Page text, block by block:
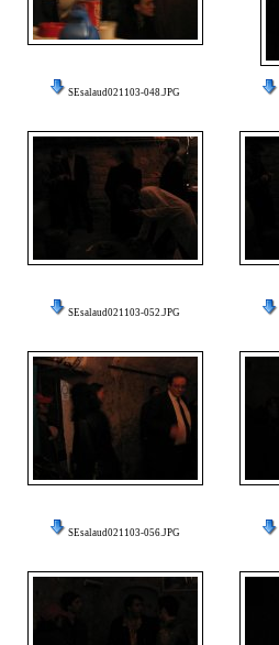
SEsalaud021103-048.JPG
SEsalaud021103-052.JPG
SEsalaud021103-056.JPG